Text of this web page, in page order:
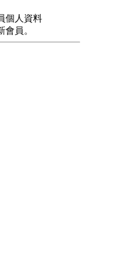
個人資料
會員。